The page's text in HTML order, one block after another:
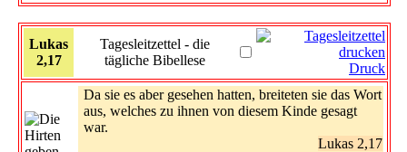
Lukas
2,17
Tagesleitzettel - die
tägliche Bibellese
Druck
Da sie es aber gesehen hatten, breiteten sie das Wort
aus, welches zu ihnen von diesem Kinde gesagt
war.
Lukas 2,17